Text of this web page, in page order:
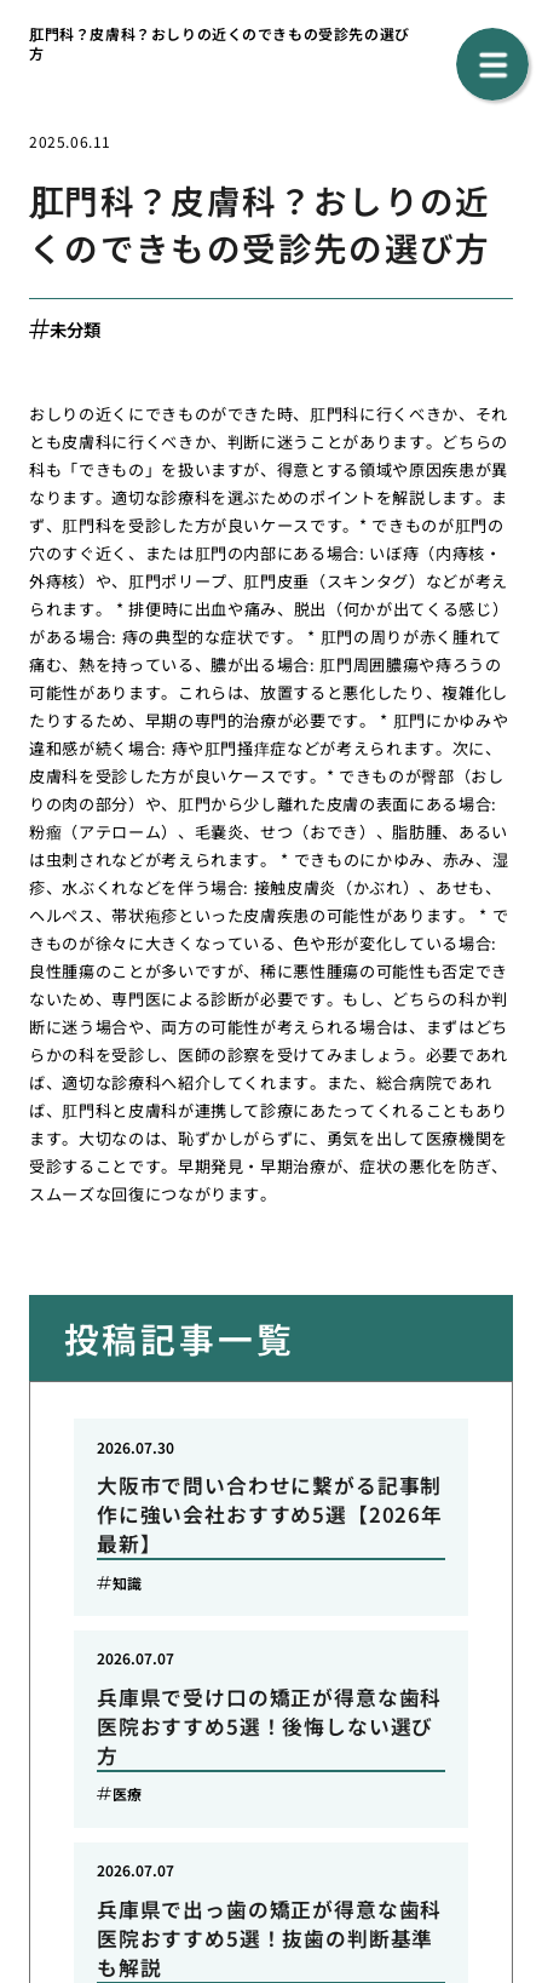
肛門科？皮膚科？おしりの近くのできもの受診先の選び
方
2025.06.11
肛門科？皮膚科？おしりの近
くのできもの受診先の選び方
未分類
おしりの近くにできものができた時、肛門科に行くべきか、それ
とも皮膚科に行くべきか、判断に迷うことがあります。どちらの
科も「できもの」を扱いますが、得意とする領域や原因疾患が異
なります。適切な診療科を選ぶためのポイントを解説します。ま
ず、肛門科を受診した方が良いケースです。* できものが肛門の
穴のすぐ近く、または肛門の内部にある場合: いぼ痔（内痔核・
外痔核）や、肛門ポリープ、肛門皮垂（スキンタグ）などが考え
られます。 * 排便時に出血や痛み、脱出（何かが出てくる感じ）
がある場合: 痔の典型的な症状です。 * 肛門の周りが赤く腫れて
痛む、熱を持っている、膿が出る場合: 肛門周囲膿瘍や痔ろうの
可能性があります。これらは、放置すると悪化したり、複雑化し
たりするため、早期の専門的治療が必要です。 * 肛門にかゆみや
違和感が続く場合: 痔や肛門掻痒症などが考えられます。次に、
皮膚科を受診した方が良いケースです。* できものが臀部（おし
りの肉の部分）や、肛門から少し離れた皮膚の表面にある場合:
粉瘤（アテローム）、毛嚢炎、せつ（おでき）、脂肪腫、あるい
は虫刺されなどが考えられます。 * できものにかゆみ、赤み、湿
疹、水ぶくれなどを伴う場合: 接触皮膚炎（かぶれ）、あせも、
ヘルペス、帯状疱疹といった皮膚疾患の可能性があります。 * で
きものが徐々に大きくなっている、色や形が変化している場合:
良性腫瘍のことが多いですが、稀に悪性腫瘍の可能性も否定でき
ないため、専門医による診断が必要です。もし、どちらの科か判
断に迷う場合や、両方の可能性が考えられる場合は、まずはどち
らかの科を受診し、医師の診察を受けてみましょう。必要であれ
ば、適切な診療科へ紹介してくれます。また、総合病院であれ
ば、肛門科と皮膚科が連携して診療にあたってくれることもあり
ます。大切なのは、恥ずかしがらずに、勇気を出して医療機関を
受診することです。早期発見・早期治療が、症状の悪化を防ぎ、
スムーズな回復につながります。
投稿記事一覧
大阪市で問い合わせに繋がる記事制
作に強い会社おすすめ5選【2026年
最新】
2026.07.30
知識
兵庫県で受け口の矯正が得意な歯科
医院おすすめ5選！後悔しない選び
方
2026.07.07
医療
兵庫県で出っ歯の矯正が得意な歯科
医院おすすめ5選！抜歯の判断基準
も解説
2026.07.07